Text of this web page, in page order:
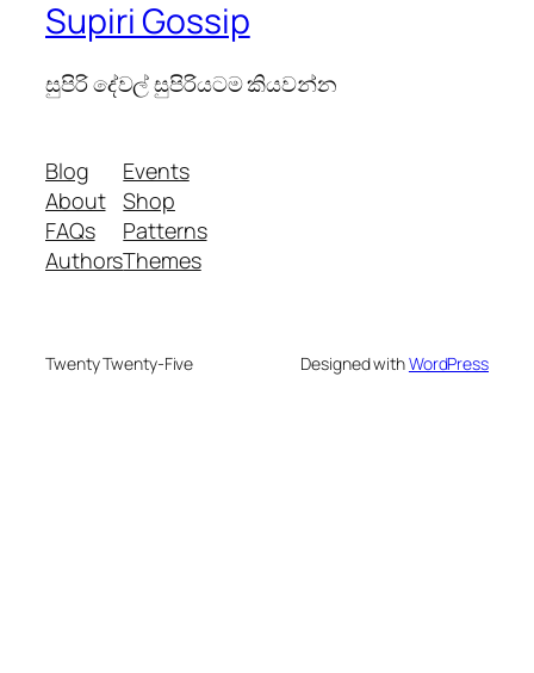
Supiri Gossip
සුපිරි දේවල් සුපිරියටම කියවන්න
Blog
About
FAQs
Authors
Events
Shop
Patterns
Themes
Twenty Twenty-Five Designed withWordPress